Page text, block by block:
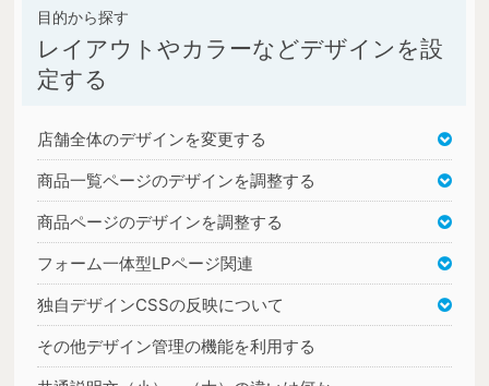
レイアウトやカラーなどデザインを設
定する
店舗全体のデザインを変更する
商品一覧ページのデザインを調整する
商品ページのデザインを調整する
フォーム一体型LPページ関連
独自デザインCSSの反映について
その他デザイン管理の機能を利用する